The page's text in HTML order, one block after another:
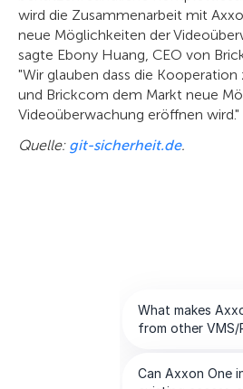
wird die Zusammenarbeit mit
neue Möglichkeiten der
sagte Ebony Huang, CEO von
"Wir glauben dass die
und Brickcom dem Markt neue
Videoüberwachung eröffnen wird."
Quelle: git-sicherheit.de.